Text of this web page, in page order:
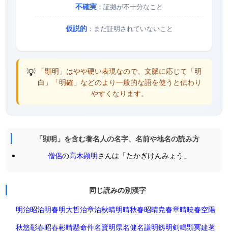
不確実 ：証拠が不十分なこと
仮説的：まだ証明されていないこと
💡 「顕明」はやや硬い表現なので、文脈に応じて「明
白」「明確」などのより一般的な語を使うと伝わり
やすくなります。
「顕明」を含む著名人の名字、名前や地名の読み方
僧侶の高木顕明さんは「たかぎけんみょう」
同じ読みの別漢字
明治昭治明春明大哲治章治秋晴明晴秋春昭晴尭春章晴暁春空陽
秋悠彰春昭春彬晴懸命件名賢明県名健名謙明釼明剣鳴顕冥建茗